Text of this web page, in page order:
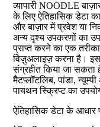
व्यापारी NOODLE
के लिए ऐतिहासिक डेटा
और बाज़ार में प्रवेश या
अन्य दृश्य उपकरणों का
प्राप्त करने का एक
विज़ुअलाइज़ करना है।
संग्रहीत किया जा
मैटप्लॉटलिब, पांडा,
पायथन स्क्रिप्ट का
ऐतिहासिक डेटा के आधार